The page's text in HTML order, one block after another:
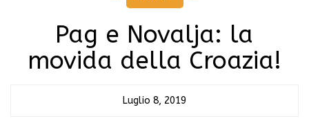
Pag e Novalja: la
movida della Croazia!
Luglio 8, 2019